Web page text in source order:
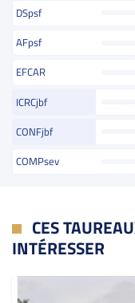
DSpsf
AFpsf
EFCAR
ICRCjbf
CONFjbf
COMPsev
CES
INTÉRESSER